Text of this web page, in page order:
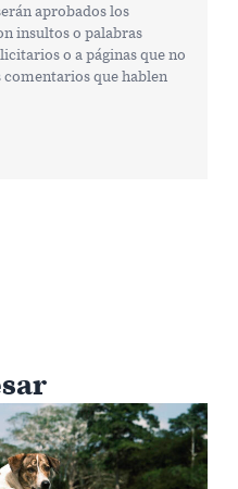
aprobados los
insultos o palabras
o a páginas que no
que hablen